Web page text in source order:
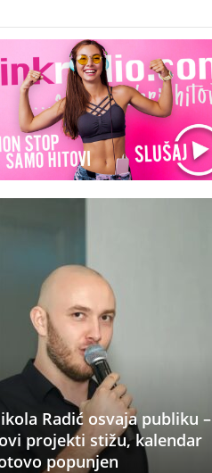
Radić osvaja publiku –
projekti stižu, kalendar
popunjen